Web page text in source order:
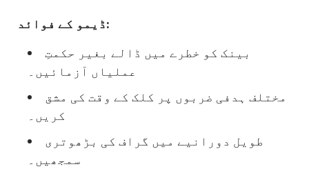
ڈیمو کے فوائد:
بینک کو خطرے میں ڈالے بغیر حکمتِ
عملیاں آزمائیں۔
مختلف ہدفی ضربوں پر کلک کے وقت کی مشق
کریں۔
طویل دورانیے میں گراف کی بڑھوتری
سمجھیں۔